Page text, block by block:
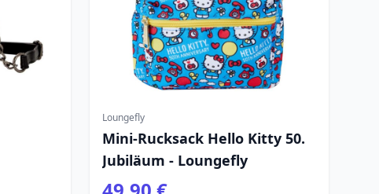
Loungefly
Mini-Rucksack Hello Kitty 50.
Jubiläum - Loungefly